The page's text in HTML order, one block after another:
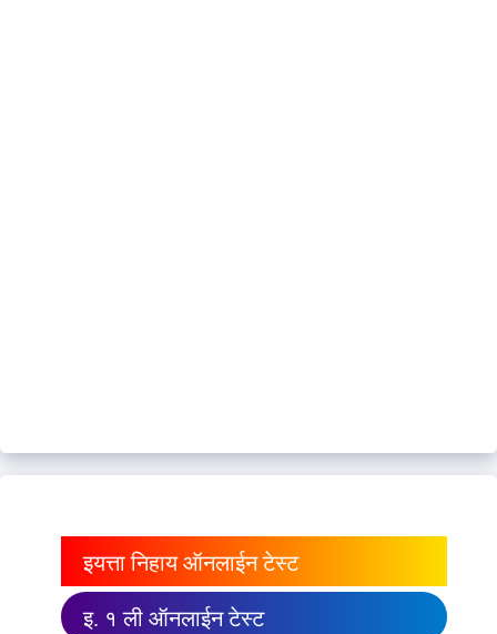
इयत्ता निहाय ऑनलाईन टेस्ट
इ. १ ली ऑनलाईन टेस्ट